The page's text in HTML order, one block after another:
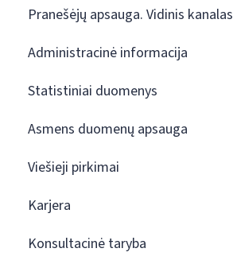
Pranešėjų apsauga. Vidinis kanalas
Administracinė informacija
Statistiniai duomenys
Asmens duomenų apsauga
Viešieji pirkimai
Karjera
Konsultacinė taryba